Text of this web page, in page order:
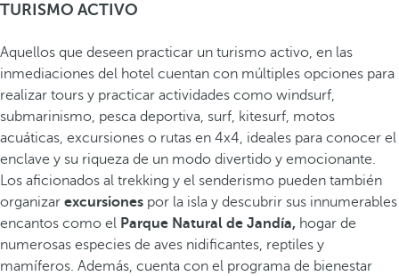
TURISMO ACTIVO
Aquellos que deseen practicar un turismo activo, en las
inmediaciones del hotel cuentan con múltiples opciones para
realizar tours y practicar actividades como windsurf,
submarinismo, pesca deportiva, surf, kitesurf, motos
acuáticas, excursiones o rutas en 4x4, ideales para conocer el
enclave y su riqueza de un modo divertido y emocionante.
Los aficionados al trekking y el senderismo pueden también
organizar excursiones por la isla y descubrir sus innumerables
encantos como el Parque Natural de Jandía, hogar de
numerosas especies de aves nidificantes, reptiles y
mamíferos. Además, cuenta con el programa de bienestar